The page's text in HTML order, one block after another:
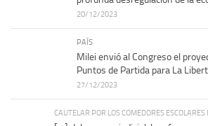
20/12/2023
PAÍS
Milei envió al Congreso el
Puntos de Partida para La
27/12/2023
CAUTELAR POR LOS COMEDORES ESCOLARES